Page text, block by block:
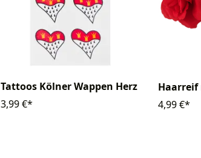
Tattoos Kölner Wappen Herz
3,99 €*
4,99 €*